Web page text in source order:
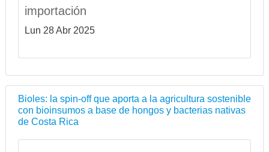
importación
Lun 28 Abr 2025
Bioles: la spin-off que aporta a la agricultura sostenible
con bioinsumos a base de hongos y bacterias nativas
de Costa Rica